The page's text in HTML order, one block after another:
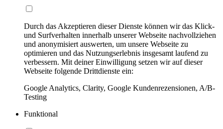
Durch das Akzeptieren dieser Dienste können wir das Klick-
und Surfverhalten innerhalb unserer Webseite nachvollziehen
und anonymisiert auswerten, um unsere Webseite zu
optimieren und das Nutzungserlebnis insgesamt laufend zu
verbessern. Mit deiner Einwilligung setzen wir auf dieser
Webseite folgende Drittdienste ein:
Google Analytics, Clarity, Google Kundenrezensionen, A/B-
Testing
Funktional